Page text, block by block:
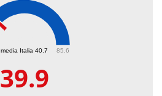
media Italia 40.7 85.6
39.9